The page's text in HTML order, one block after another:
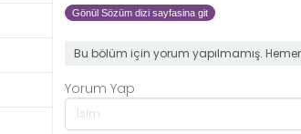
Gönül Sözüm dizi sayfasina git
Bu bölüm için yorum yapılmamış.
Yorum Yap